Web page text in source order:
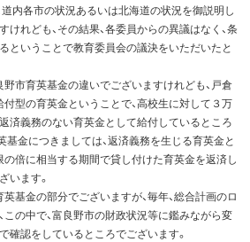
道内各市の状況あるいは北海道の状況を御説明し
れども、その結果、各委員からの異議はなく、条
ということで教育委員会の議決をいただいたと
市育英基金の違いでございますけれども、戸倉
付型の育英金ということで、高校生に対して３万
返済義務のない育英金として給付しているところ
基金につきましては、返済義務を生じる育英金と
の倍に相当する期間で貸し付けた育英金を返済し
います。
基金の部分でございますが、毎年、総合計画のロ
この中で、富良野市の財政状況等に鑑みながら変
確認をしているところでございます。